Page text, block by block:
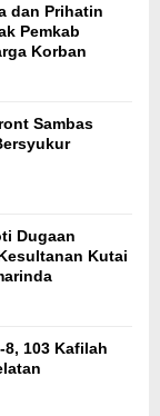
dan Prihatin
Pemkab
Korban
Sambas
Dugaan
Kutai
8, 103 Kafilah